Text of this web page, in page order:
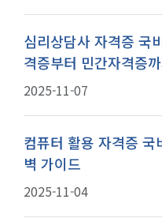
심리상담사 자격증 국
격증부터 민간자격증
2025-11-07
컴퓨터 활용 자격증 국
벽 가이드
2025-11-04